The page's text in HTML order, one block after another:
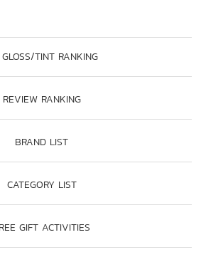
TINT RANKING
REVIEW RANKING
BRAND LIST
CATEGORY LIST
GIFT ACTIVITIES